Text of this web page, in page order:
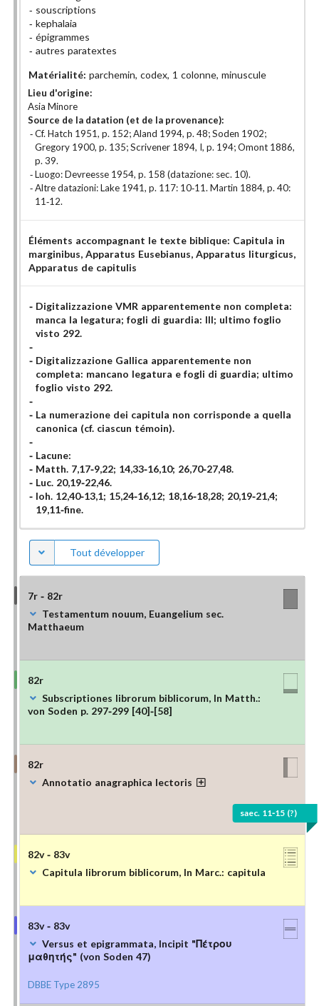
souscriptions
kephalaia
épigrammes
autres paratextes
Matérialité: parchemin, codex, 1 colonne, minuscule
Lieu d'origine:
Asia Minore
Source de la datation (et de la provenance):
Cf. Hatch 1951, p. 152; Aland 1994, p. 48; Soden 1902;
Gregory 1900, p. 135; Scrivener 1894, I, p. 194; Omont 1886,
p. 39.
Luogo: Devreesse 1954, p. 158 (datazione: sec. 10).
Altre datazioni: Lake 1941, p. 117: 10-11. Martin 1884, p. 40:
11-12.
Éléments accompagnant le texte biblique: Capitula in
marginibus, Apparatus Eusebianus, Apparatus liturgicus,
Apparatus de capitulis
Digitalizzazione VMR apparentemente non completa:
manca la legatura; fogli di guardia: III; ultimo foglio
visto 292.
Digitalizzazione Gallica apparentemente non
completa: mancano legatura e fogli di guardia; ultimo
foglio visto 292.
La numerazione dei capitula non corrisponde a quella
canonica (cf. ciascun témoin).
Lacune:
Matth. 7,17-9,22; 14,33-16,10; 26,70-27,48.
Luc. 20,19-22,46.
Ioh. 12,40-13,1; 15,24-16,12; 18,16-18,28; 20,19-21,4;
19,11-fine.
Tout développer
7r - 82r
Testamentum nouum, Euangelium sec.
Matthaeum
82r
Subscriptiones librorum biblicorum, In Matth.:
von Soden p. 297-299 [40]-[58]
82r
Annotatio anagraphica lectoris
saec. 11-15 (?)
82v - 83v
Capitula librorum biblicorum, In Marc.: capitula
83v - 83v
Versus et epigrammata, Incipit "Πέτρου
μαθητής" (von Soden 47)
DBBE Type 2895